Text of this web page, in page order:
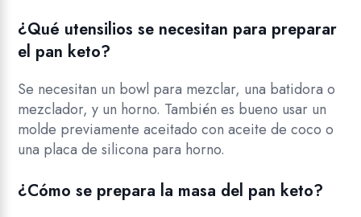
¿Qué utensilios se necesitan para preparar
el pan keto?
Se necesitan un bowl para mezclar, una batidora o
mezclador, y un horno. También es bueno usar un
molde previamente aceitado con aceite de coco o
una placa de silicona para horno.
¿Cómo se prepara la masa del pan keto?